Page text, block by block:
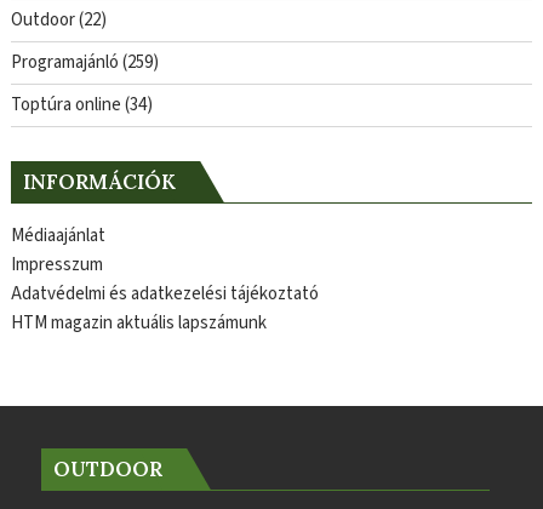
Outdoor(22)
Programajánló(259)
Toptúra online(34)
INFORMÁCIÓK
Médiaajánlat
Impresszum
Adatvédelmi és adatkezelési tájékoztató
HTM magazin aktuális lapszámunk
OUTDOOR